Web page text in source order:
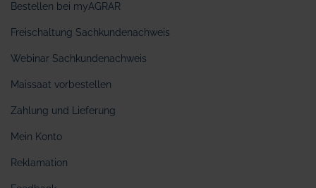
Bestellen bei myAGRAR
Freischaltung Sachkundenachweis
Webinar Sachkundenachweis
Maissaat vorbestellen
Zahlung und Lieferung
Mein Konto
Reklamation